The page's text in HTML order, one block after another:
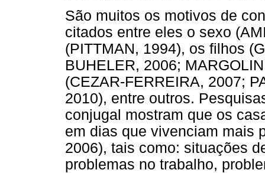
São muitos os motivos de
citados entre eles o sexo
(PITTMAN, 1994), os filhos
BUHELER, 2006;
(CEZAR-FERREIRA, 2007;
2010), entre outros.
conjugal mostram que os
em dias que vivenciam mais
2006), tais como: situações
problemas no trabalho,